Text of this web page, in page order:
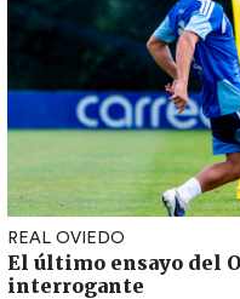
REAL OVIEDO
El último ensayo del
interrogante